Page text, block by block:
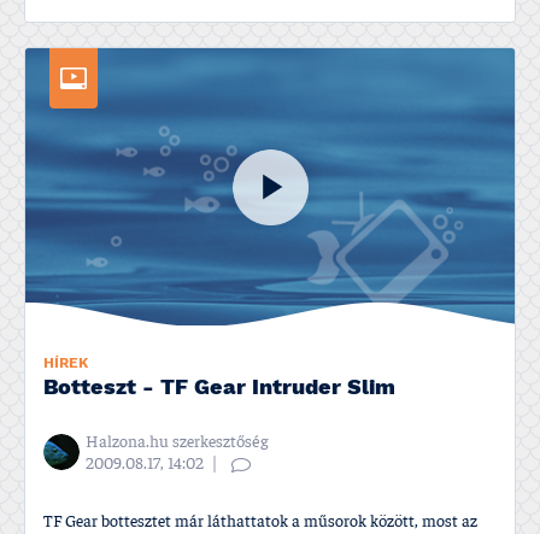
HÍREK
Botteszt - TF Gear Intruder Slim
Halzona.hu szerkesztőség
2009.08.17, 14:02
TF Gear bottesztet már láthattatok a műsorok között, most az